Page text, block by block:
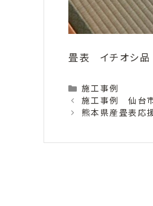
畳表 イチオシ
Categories
施工事例
施工事例 仙台
熊本県産畳表応